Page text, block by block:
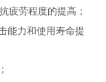
疲劳程度的提高；
能力和使用寿命提